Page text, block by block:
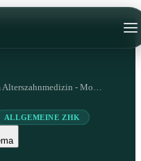
Curriculum Alterszahnmedizin - Modul 1 – Assistenzzahnärzte | 2026-09-25
ALLGEMEINE ZHK